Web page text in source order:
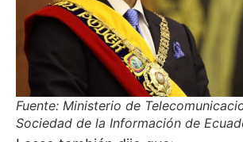
Fuente: Ministerio de
Sociedad de la Información de